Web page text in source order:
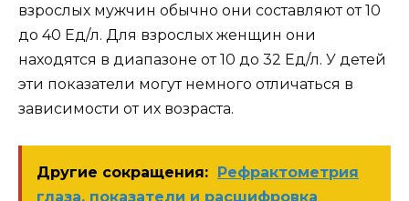
взрослых мужчин обычно они составляют от 10
до 40 Ед/л. Для взрослых женщин они
находятся в диапазоне от 10 до 32 Ед/л. У детей
эти показатели могут немного отличаться в
зависимости от их возраста.
Другие сокращения: Рефрактометрия
глаза, показатели и расшифровка